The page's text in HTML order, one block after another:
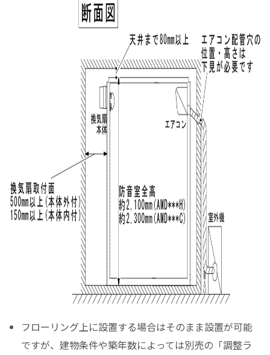
フローリング上に設置する場合はそのまま設置が可能
ですが、建物条件や築年数によっては別売の「調整ラ